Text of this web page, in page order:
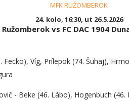
MFK RUŽOMBEROK
24. kolo, 16:30, ut 26.5.2026
Ružomberok vs FC DAC 1904
Fecko), Víg, Prílepok (74. Šuhaj),
- Beke (46. Lábo), Hogenbuch